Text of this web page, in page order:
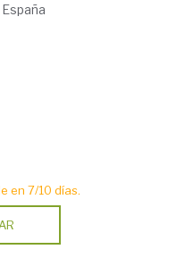
en 7/10 días.